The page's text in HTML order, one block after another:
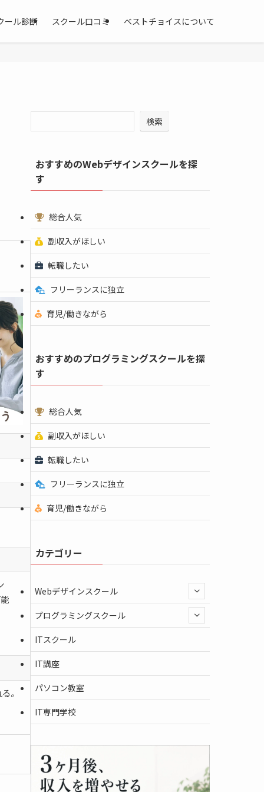
ール診断 スクール口コミ ベストチョイスについて
。
検索
おすすめのWebデザインスクールを探
す
総合人気
副収入がほしい
転職したい
フリーランスに独立
育児/働きながら
おすすめのプログラミングスクールを探
す
総合人気
副収入がほしい
転職したい
フリーランスに独立
育児/働きながら
カテゴリー
Webデザインスクール
プログラミングスクール
ITスクール
IT講座
パソコン教室
IT専門学校